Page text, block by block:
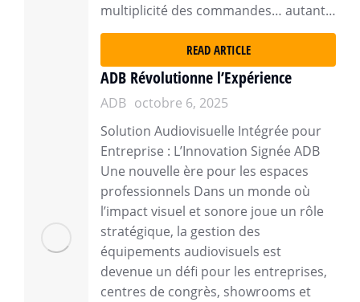
multiplicité des commandes… autant…
READ ARTICLE
ADB Révolutionne l’Expérience
ADB octobre 6, 2025
Solution Audiovisuelle Intégrée pour
Entreprise : L’Innovation Signée ADB
Une nouvelle ère pour les espaces
professionnels Dans un monde où
l’impact visuel et sonore joue un rôle
stratégique, la gestion des
équipements audiovisuels est
devenue un défi pour les entreprises,
centres de congrès, showrooms et